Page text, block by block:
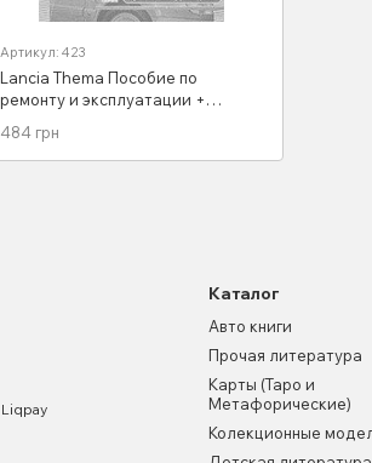
Артикул: 423
Lancia Thema Пособие по
ремонту и эксплуатации +
дизель
484 грн
Каталог
Авто книги
Прочая литература
Карты (Таро и
Метафорические)
Колекционные